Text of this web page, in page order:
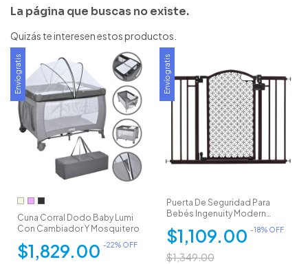
La página que buscas no existe.
Quizás te interesen estos productos.
Envío gratis
Cuna Corral Dodo Baby Lumi
Con Cambiador Y Mosquitero
$1,829.00 -22% OFF
Envío gratis
Puerta De Seguridad Para
Bebés Ingenuity Modern
$1,109.00 -18% OFF
$1,349.00